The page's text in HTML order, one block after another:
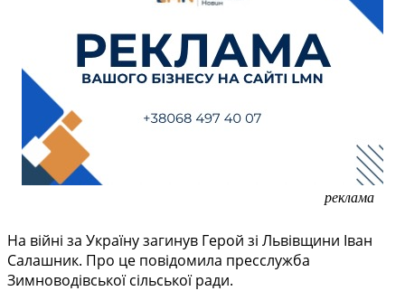
реклама
На війні за Україну загинув Герой зі Львівщини Іван
Салашник. Про це повідомила пресслужба
Зимноводівської сільської ради.